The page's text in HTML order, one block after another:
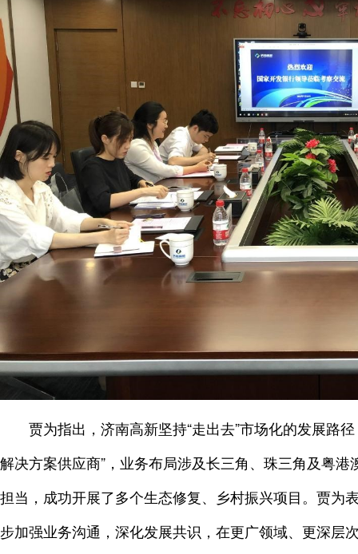
贾为指出，济南高新坚持“走出去”市场化的发展路
解决方案供应商”，业务布局涉及长三角、珠三角及粤
担当，成功开展了多个生态修复、乡村振兴项目。贾为
步加强业务沟通，深化发展共识，在更广领域、更深层